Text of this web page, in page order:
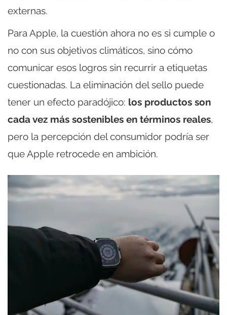
externas.
Para Apple, la cuestión ahora no es si cumple o
no con sus objetivos climáticos, sino cómo
comunicar esos logros sin recurrir a etiquetas
cuestionadas. La eliminación del sello puede
tener un efecto paradójico: los productos son
cada vez más sostenibles en términos reales,
pero la percepción del consumidor podría ser
que Apple retrocede en ambición.